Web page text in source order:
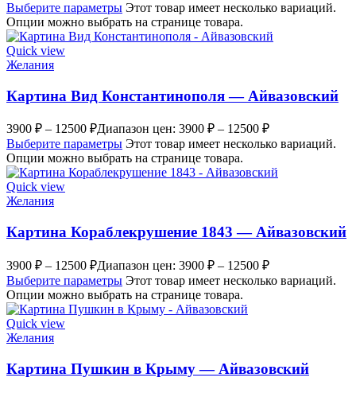
Выберите параметры Этот товар имеет несколько вариаций.
Опции можно выбрать на странице товара.
Quick view
Желания
Картина Вид Константинополя — Айвазовский
3900 ₽ – 12500 ₽Диапазон цен: 3900 ₽ – 12500 ₽
Выберите параметры Этот товар имеет несколько вариаций.
Опции можно выбрать на странице товара.
Quick view
Желания
Картина Кораблекрушение 1843 — Айвазовский
3900 ₽ – 12500 ₽Диапазон цен: 3900 ₽ – 12500 ₽
Выберите параметры Этот товар имеет несколько вариаций.
Опции можно выбрать на странице товара.
Quick view
Желания
Картина Пушкин в Крыму — Айвазовский